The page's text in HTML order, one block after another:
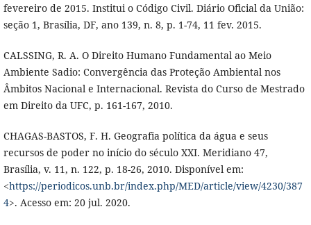
fevereiro de 2015. Institui o Código Civil. Diário Oficial da União:
seção 1, Brasília, DF, ano 139, n. 8, p. 1-74, 11 fev. 2015.
CALSSING, R. A. O Direito Humano Fundamental ao Meio
Ambiente Sadio: Convergência das Proteção Ambiental nos
Âmbitos Nacional e Internacional. Revista do Curso de Mestrado
em Direito da UFC, p. 161-167, 2010.
CHAGAS-BASTOS, F. H. Geografia política da água e seus
recursos de poder no início do século XXI. Meridiano 47,
Brasília, v. 11, n. 122, p. 18-26, 2010. Disponível em:
<https://periodicos.unb.br/index.php/MED/article/view/4230/387
4>. Acesso em: 20 jul. 2020.